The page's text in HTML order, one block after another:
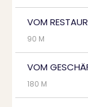
VOM
90 M
VOM
180 M